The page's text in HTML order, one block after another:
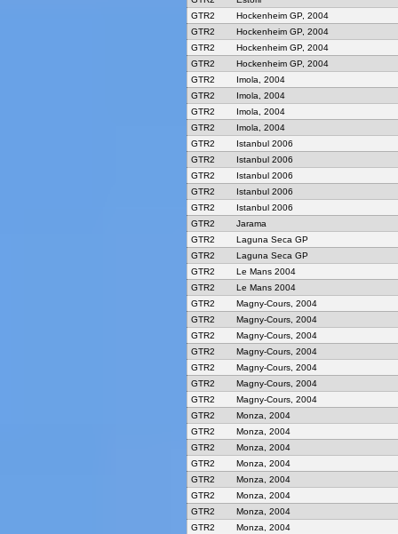
GTR2
Hockenheim GP, 2004
GTR2
Hockenheim GP, 2004
GTR2
Hockenheim GP, 2004
GTR2
Hockenheim GP, 2004
GTR2
Imola, 2004
GTR2
Imola, 2004
GTR2
Imola, 2004
GTR2
Imola, 2004
GTR2
Istanbul 2006
GTR2
Istanbul 2006
GTR2
Istanbul 2006
GTR2
Istanbul 2006
GTR2
Istanbul 2006
GTR2
Jarama
GTR2
Laguna Seca GP
GTR2
Laguna Seca GP
GTR2
Le Mans 2004
GTR2
Le Mans 2004
GTR2
Magny-Cours, 2004
GTR2
Magny-Cours, 2004
GTR2
Magny-Cours, 2004
GTR2
Magny-Cours, 2004
GTR2
Magny-Cours, 2004
GTR2
Magny-Cours, 2004
GTR2
Magny-Cours, 2004
GTR2
Monza, 2004
GTR2
Monza, 2004
GTR2
Monza, 2004
GTR2
Monza, 2004
GTR2
Monza, 2004
GTR2
Monza, 2004
GTR2
Monza, 2004
GTR2
Monza, 2004